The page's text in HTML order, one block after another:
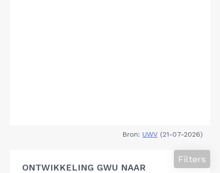
Bron: UWV (21-07-2026)
ONTWIKKELING GWU NAAR
Filters